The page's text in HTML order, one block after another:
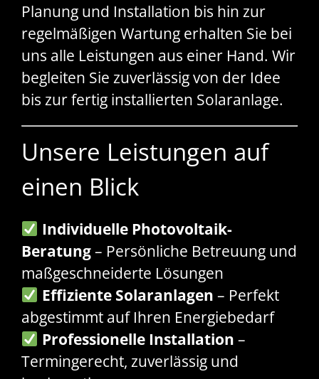
Planung und Installation bis hin zur
regelmäßigen Wartung erhalten Sie bei
uns alle Leistungen aus einer Hand. Wir
begleiten Sie zuverlässig von der Idee
bis zur fertig installierten Solaranlage.
Unsere Leistungen auf
einen Blick
Individuelle Photovoltaik-
Beratung– Persönliche Betreuung und
maßgeschneiderte Lösungen
Effiziente Solaranlagen – Perfekt
abgestimmt auf Ihren Energiebedarf
Professionelle Installation –
Termingerecht, zuverlässig und